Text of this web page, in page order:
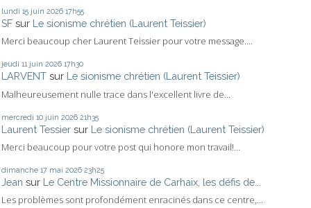
lundi 15 juin 2026 17h55
SF sur Le sionisme chrétien (Laurent Teissier)
Merci beaucoup cher Laurent Teissier pour votre message....
jeudi 11 juin 2026 17h30
LARVENT sur Le sionisme chrétien (Laurent Teissier)
Malheureusement nulle trace dans l'excellent livre de...
mercredi 10 juin 2026 21h35
Laurent Tessier sur Le sionisme chrétien (Laurent Teissier)
Merci beaucoup pour votre post qui honore mon travail!...
dimanche 17 mai 2026 23h25
Jean sur Le Centre Missionnaire de Carhaix, les défis de...
Les problèmes sont profondément enracinés dans ce centre,...